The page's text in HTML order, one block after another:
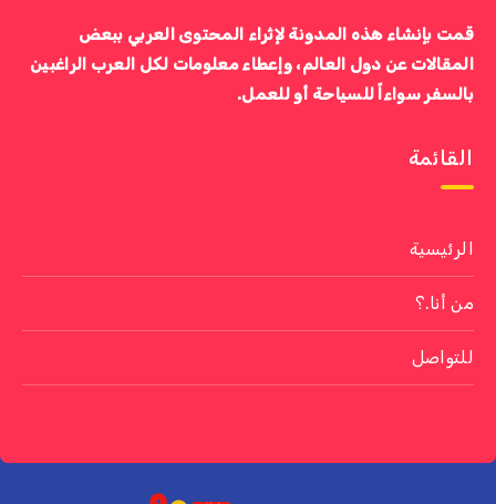
قمت بإنشاء هذه المدونة لإثراء المحتوى العربي ببعض
المقالات عن دول العالم، وإعطاء معلومات لكل العرب الراغبين
بالسفر سواءاً للسياحة أو للعمل.
القائمة
الرئيسية
من أنا.؟
للتواصل